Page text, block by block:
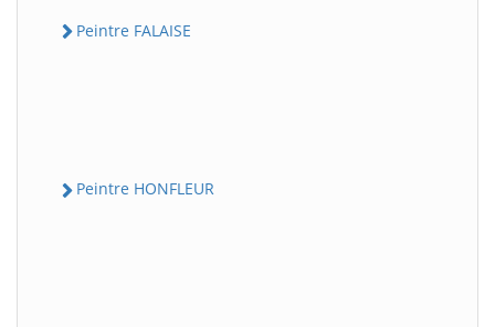
Peintre FALAISE
Peintre HONFLEUR